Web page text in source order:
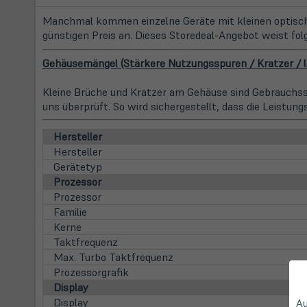
Manchmal kommen einzelne Geräte mit kleinen
günstigen Preis an. Dieses Storedeal-Angebot weist
Gehäusemängel (Stärkere Nutzungsspuren / Kratzer /
Kleine Brüche und Kratzer am Gehäuse sind
uns überprüft. So wird sichergestellt, dass die
Hersteller
Hersteller
Gerätetyp
Prozessor
Prozessor
Familie
Kerne
Taktfrequenz
Max. Turbo Taktfrequenz
Prozessorgrafik
Display
Display